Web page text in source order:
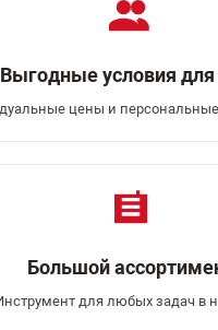
Выгодные условия для
цены и
Большой
для любых задач в